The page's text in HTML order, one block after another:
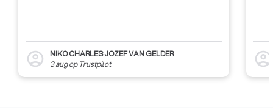
account_circle
NIKO CHARLES JOZEF VAN GELDER
3 augop Trustpilot account_circle